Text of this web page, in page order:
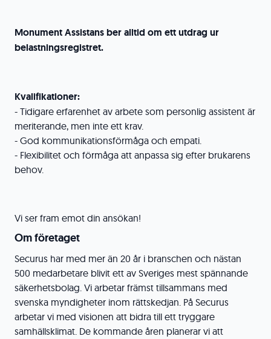
Monument Assistans ber alltid om ett utdrag ur
belastningsregistret.
Kvalifikationer:
- Tidigare erfarenhet av arbete som personlig assistent är
meriterande, men inte ett krav.
- God kommunikationsförmåga och empati.
- Flexibilitet och förmåga att anpassa sig efter brukarens
behov.
Vi ser fram emot din ansökan!
Om företaget
Securus har med mer än 20 år i branschen och nästan
500 medarbetare blivit ett av Sveriges mest spännande
säkerhetsbolag. Vi arbetar främst tillsammans med
svenska myndigheter inom rättskedjan. På Securus
arbetar vi med visionen att bidra till ett tryggare
samhällsklimat. De kommande åren planerar vi att